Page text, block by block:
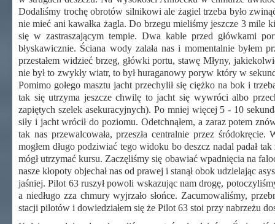
Dodaliśmy trochę obrotów silnikowi ale żagiel trzeba było
nie mieć ani kawałka żagla. Do brzegu mieliśmy jeszcze 3 mile
się w zastraszającym tempie. Dwa kable przed główkami
błyskawicznie. Ściana wody zalała nas i momentalnie byłem
przestałem widzieć brzeg, główki portu, stawę Młyny,
nie był to zwykły wiatr, to był huraganowy poryw który w
Pomimo gołego masztu jacht przechylił się ciężko na bok i
tak się utrzyma jeszcze chwilę to jacht się wywróci albo
zapiętych szelek asekuracyjnych). Po mniej więcej 5 - 10
siły i jacht wrócił do poziomu. Odetchnąłem, a zaraz potem
tak nas przewalcowała, przeszła centralnie przez
mogłem długo podziwiać tego widoku bo deszcz nadal padał
mógł utrzymać kursu. Zaczęliśmy się obawiać wpadnięcia na
nasze kłopoty objechał nas od prawej i stanął obok udzielając
jaśniej. Pilot 63 ruszył powoli wskazując nam drogę,
a niedługo zza chmury wyjrzało słońce. Zacumowaliśmy,
stacji pilotów i dowiedziałem się że Pilot 63 stoi przy nabrzeżu